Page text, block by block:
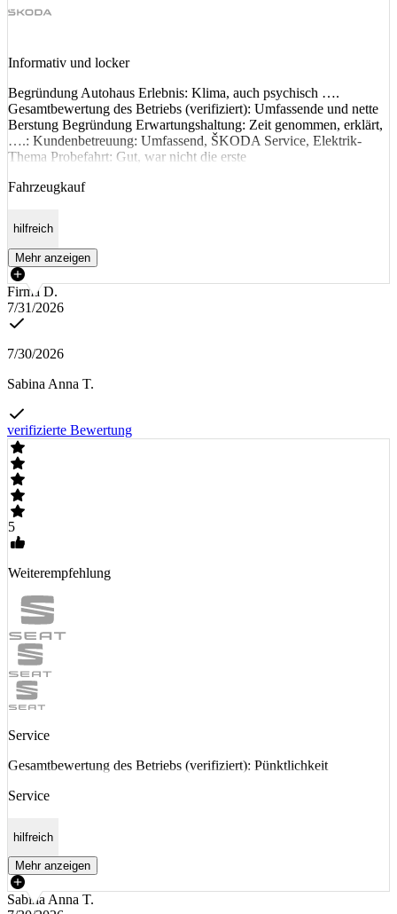
Informativ und locker
Begründung Autohaus Erlebnis: Klima, auch psychisch ….
Gesamtbewertung des Betriebs (verifiziert): Umfassende und nette
Berstung Begründung Erwartungshaltung: Zeit genommen, erklärt,
….: Kundenbetreuung: Umfassend, ŠKODA Service, Elektrik-
Thema Probefahrt: Gut, war nicht die erste
Fahrzeugkauf
hilfreich
Mehr anzeigen
Firma D.
7/31/2026
7/30/2026
Sabina Anna T.
verifizierte Bewertung
5
Weiterempfehlung
Service
Gesamtbewertung des Betriebs (verifiziert): Pünktlichkeit
Service
hilfreich
Mehr anzeigen
Sabina Anna T.